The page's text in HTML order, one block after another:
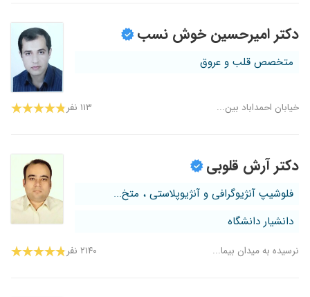
دکتر امیرحسین خوش نسب
متخصص قلب و عروق
خیابان احمداباد بین... ۱۱۳ نفر
دکتر آرش قلوبی
فلوشیپ آنژیوگرافی و آنژیوپلاستی ، متخ...
دانشیار دانشگاه
نرسیده به میدان بیما... ۲۱۴۰ نفر